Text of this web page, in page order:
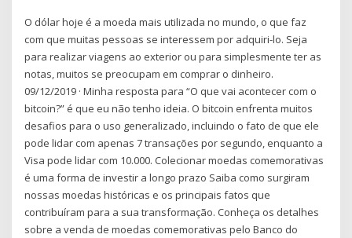
O dólar hoje é a moeda mais utilizada no mundo, o que faz
com que muitas pessoas se interessem por adquiri-lo. Seja
para realizar viagens ao exterior ou para simplesmente ter as
notas, muitos se preocupam em comprar o dinheiro.
09/12/2019 · Minha resposta para “O que vai acontecer com o
bitcoin?” é que eu não tenho ideia. O bitcoin enfrenta muitos
desafios para o uso generalizado, incluindo o fato de que ele
pode lidar com apenas 7 transações por segundo, enquanto a
Visa pode lidar com 10.000. Colecionar moedas comemorativas
é uma forma de investir a longo prazo Saiba como surgiram
nossas moedas históricas e os principais fatos que
contribuíram para a sua transformação. Conheça os detalhes
sobre a venda de moedas comemorativas pelo Banco do